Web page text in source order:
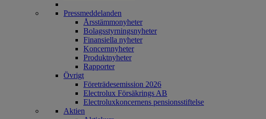
Pressmeddelanden
Årsstämmonyheter
Bolagsstyrningsnyheter
Finansiella nyheter
Koncernnyheter
Produktnyheter
Rapporter
Övrigt
Företrädesemission 2026
Electrolux Försäkrings AB
Electroluxkoncernens pensionsstiftelse
Aktien